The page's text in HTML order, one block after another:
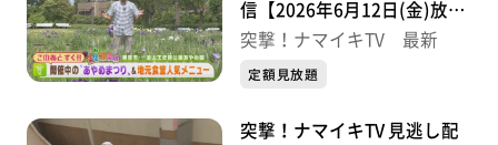
信【2026年6月12日(金)放送
分】
突撃！ナマイキTV 最新
定額見放題
突撃！ナマイキTV 見逃し配